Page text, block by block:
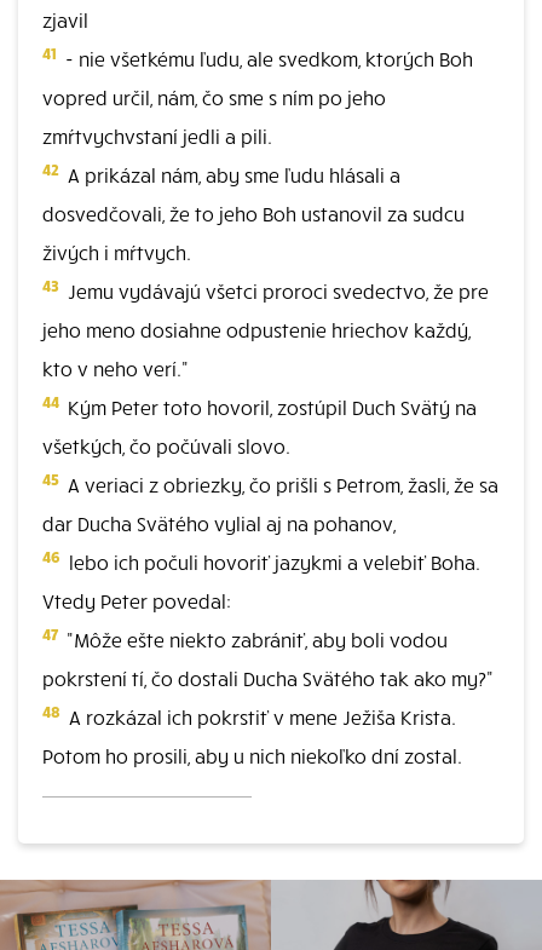
zjavil
41 - nie všetkému ľudu, ale svedkom, ktorých Boh
vopred určil, nám, čo sme s ním po jeho
zmŕtvychvstaní jedli a pili.
42 A prikázal nám, aby sme ľudu hlásali a
dosvedčovali, že to jeho Boh ustanovil za sudcu
živých i mŕtvych.
43 Jemu vydávajú všetci proroci svedectvo, že pre
jeho meno dosiahne odpustenie hriechov každý,
kto v neho verí."
44 Kým Peter toto hovoril, zostúpil Duch Svätý na
všetkých, čo počúvali slovo.
45 A veriaci z obriezky, čo prišli s Petrom, žasli, že sa
dar Ducha Svätého vylial aj na pohanov,
46 lebo ich počuli hovoriť jazykmi a velebiť Boha.
Vtedy Peter povedal:
47 "Môže ešte niekto zabrániť, aby boli vodou
pokrstení tí, čo dostali Ducha Svätého tak ako my?"
48 A rozkázal ich pokrstiť v mene Ježiša Krista.
Potom ho prosili, aby u nich niekoľko dní zostal.